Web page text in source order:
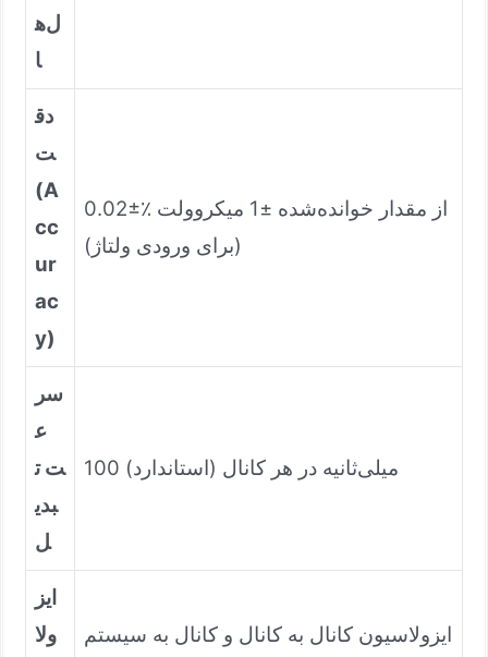
ل‌ه
ا
دق
ت
(A
cc
ur
ac
y)
0.02±٪ از مقدار خوانده‌شده ±1 میکروولت
(برای ورودی ولتاژ)
سر
ع
ت ت
بدی
ل
100 میلی‌ثانیه در هر کانال (استاندارد)
ایز
ولا
ایزولاسیون کانال به کانال و کانال به سیستم